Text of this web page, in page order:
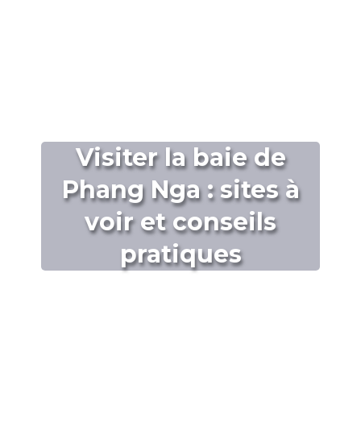
Visiter la baie de
Phang Nga : sites à
voir et conseils
pratiques